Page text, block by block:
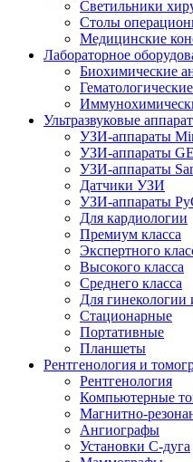
Светильники
Столы
Медицинские
Лабораторное
Биохимические
Ультразвуковые
УЗИ-аппараты
УЗИ-аппараты GE
УЗИ-аппараты
Датчики УЗИ
УЗИ-аппараты
Для кардиологии
Премиум класса
Экспертного
Высокого класса
Среднего класса
Для гинекологии
Стационарные
Портативные
Планшеты
Рентгенология и
Рентгенология
Компьютерные
Магнитно-
Ангиографы
Установки С-дуга